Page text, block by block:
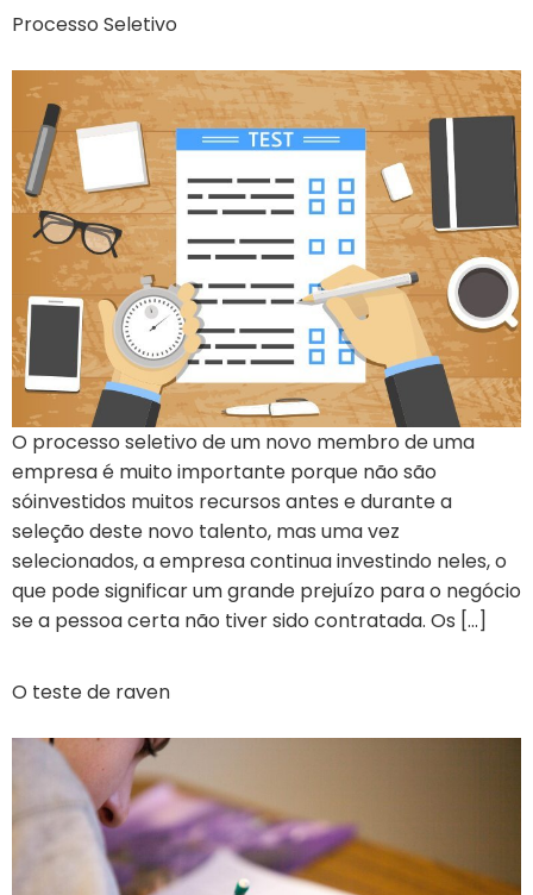
Processo Seletivo
O processo seletivo de um novo membro de uma
empresa é muito importante porque não são
sóinvestidos muitos recursos antes e durante a
seleção deste novo talento, mas uma vez
selecionados, a empresa continua investindo neles, o
que pode significar um grande prejuízo para o negócio
se a pessoa certa não tiver sido contratada. Os […]
O teste de raven